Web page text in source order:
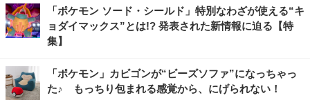
「ポケモン ソード・シールド」特別なわざが使える“キ
ョダイマックス”とは!? 発表された新情報に迫る【特
集】
「ポケモン」カビゴンが“ビーズソファ”になっちゃっ
た♪ もっちり包まれる感覚から、にげられない！